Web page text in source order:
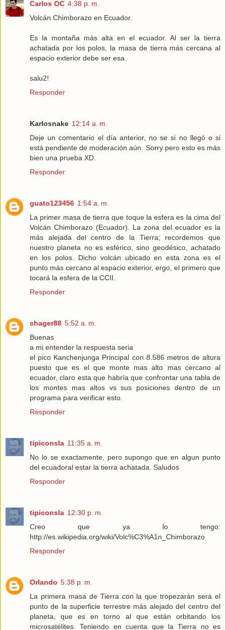
Carlos OC 4:38 p. m.
Volcán Chimborazo en Ecuador.
Es la montaña más alta en el ecuador. Al ser la tierra
achatada por los polos, la masa de tierra más cercana al
espacio exterior debe ser esa.
salu2!
Responder
Karlosnake 12:14 a. m.
Deje un comentario el día anterior, no se si no llegó o si
está pendiente de moderación aún. Sorry pero esto es más
bien una prueba XD.
Responder
guato123456 1:54 a. m.
La primer masa de tierra que toque la esfera es la cima del
Volcán Chimborazo (Ecuador). La zona del ecuador es la
más alejada del centro de la Tierra; recordemos que
nuestro planeta no es esférico, sino geodésico, achatado
en los polos. Dicho volcán ubicado en esta zona es el
punto más cercano al espacio exterior, ergo, el primero que
tocará la esfera de la CCII.
Responder
chager88 5:52 a. m.
Buenas
a mi entender la respuesta seria
el pico Kanchenjunga Principal con 8.586 metros de altura
puesto que es el que monte mas alto mas cercano al
ecuador, claro esta que habría que confrontar una tabla de
los montes mas altos vs sus posiciones dentro de un
programa para verificar esto.
Responder
tipiconsla 11:35 a. m.
No lo se exactamente, pero supongo que en algun punto
del ecuadoral estar la tierra achatada. Saludos
Responder
tipiconsla 12:30 p. m.
Creo que ya lo tengo:
http://es.wikipedia.org/wiki/Volc%C3%A1n_Chimborazo
Responder
Orlando 5:38 p. m.
La primera masa de Tierra con la que tropezarán será el
punto de la superficie terrestre más alejado del centro del
planeta, que es en torno al que están orbitando los
microsatélites. Teniendo en cuenta que la Tierra no es